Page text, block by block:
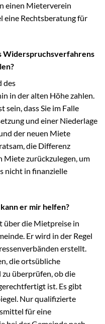
einen Mieterverein
eine Rechtsberatung für
Widerspruchsverfahrens
des
in der alten Höhe zahlen.
sein, dass Sie im Falle
und einer Niederlage
der neuen Miete
die Differenz
Miete zurückzulegen, um
nicht in finanzielle
er mir helfen?
über die Mietpreise in
Er wird in der Regel
erstellt.
die ortsübliche
überprüfen, ob die
ist. Es gibt
Nur qualifizierte
für eine